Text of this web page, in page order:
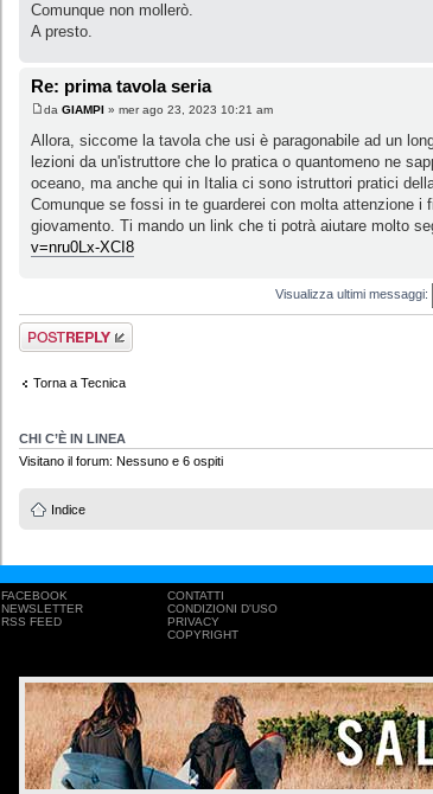
Comunque non mollerò.
A presto.
Re: prima tavola seria
da GIAMPI » mer ago 23, 2023 10:21 am
Allora, siccome la tavola che usi è paragonabile ad un
lezioni da un'istruttore che lo pratica o quantomeno ne
oceano, ma anche qui in Italia ci sono istruttori pratici
Comunque se fossi in te guarderei con molta attenzione
giovamento. Ti mando un link che ti potrà aiutare molto
v=nru0Lx-XCI8
Visualizza ultimi messaggi:
Rispondi al
messaggio
Torna a Tecnica
CHI C’È IN LINEA
Visitano il forum: Nessuno e 6 ospiti
Indice
FACEBOOK
NEWSLETTER
RSS FEED
CONTATTI
CONDIZIONI D'USO
PRIVACY
COPYRIGHT